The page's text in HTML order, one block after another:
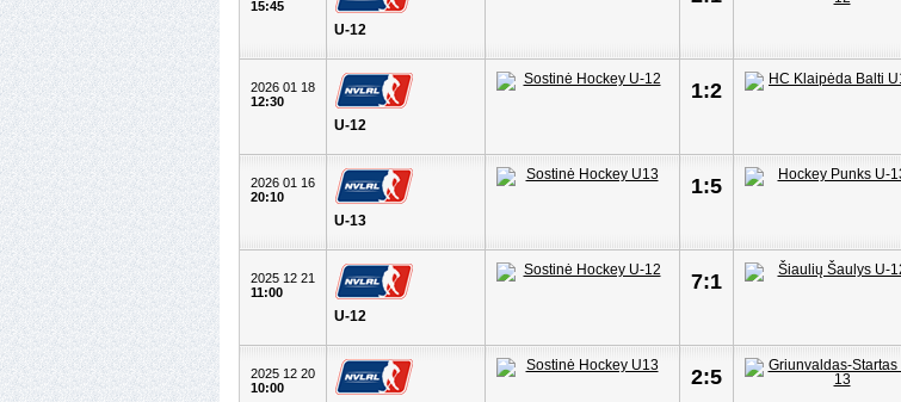
15:45
U-12
2026 01 18
12:30
U-12
1:2
2026 01 16
20:10
U-13
1:5
2025 12 21
11:00
U-12
7:1
2025 12 20
10:00
2:5